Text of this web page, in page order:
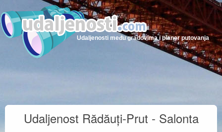
Udaljenosti među gradovima i planer putovanja
Udaljenost Rădăuți-Prut - Salonta